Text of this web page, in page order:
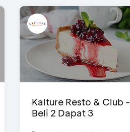
Kalture Resto & Club -
Beli 2 Dapat 3